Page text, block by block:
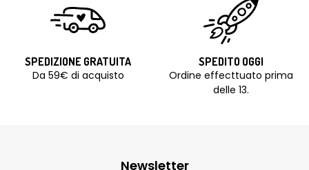
SPEDIZIONE GRATUITA
Da 59€ di acquisto
SPEDITO OGGI
Ordine effecttuato prima
delle 13.
Newsletter